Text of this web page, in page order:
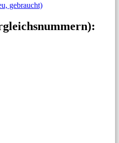
gebraucht)